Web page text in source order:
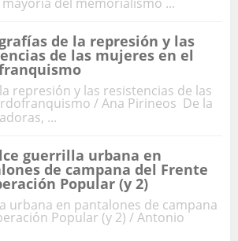
de la represión y las
de las mujeres en el
represión y las resistencias de las
/ Ana Pirineos De la
...
guerrilla urbana en
de campana del Frente
Popular (y 2)
urbana en pantalones de campana
Popular (y 2) / Antonio